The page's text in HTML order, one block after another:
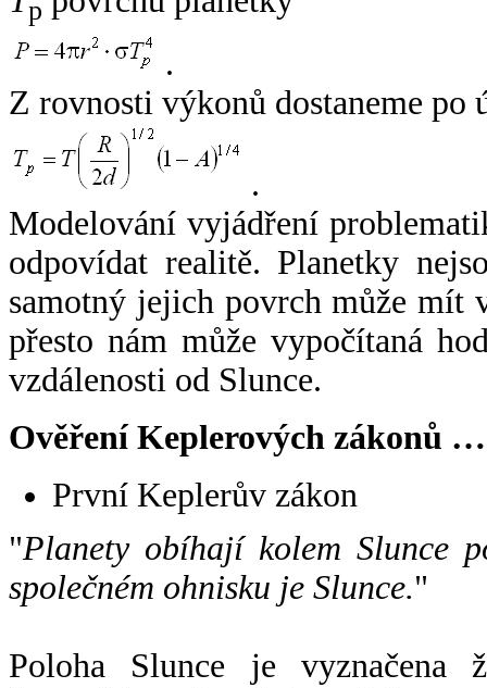
p
.
Z rovnosti výkonů dostaneme po
.
Modelování vyjádření
odpovídat realitě. Planetky
samotný jejich povrch může mít
přesto nám může vypočítaná
vzdálenosti od Slunce.
Ověření Keplerových zákonů …
První Keplerův zákon
"Planety obíhají kolem Slunce
společném ohnisku je Slunce."
Poloha Slunce je vyznačena